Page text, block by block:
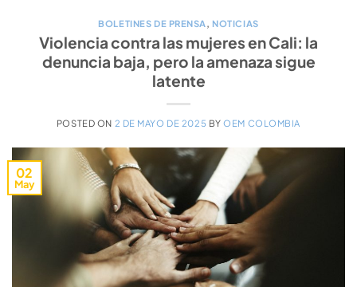
BOLETINES DE PRENSA,NOTICIAS
Violencia contra las mujeres en Cali: la
denuncia baja, pero la amenaza sigue
latente
POSTED ON 2 DE MAYO DE 2025 BYOEM COLOMBIA
02
May